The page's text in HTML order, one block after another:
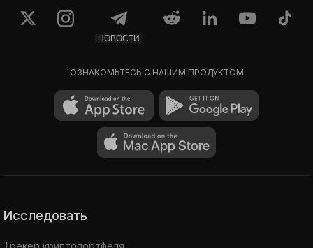
НОВОСТИ
ОЗНАКОМЬТЕСЬ С НАШИМ ПРОДУКТОМ
Исследовать
Трекер криптопортфеля